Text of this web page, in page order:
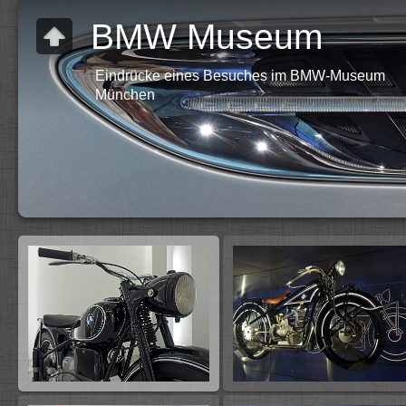
BMW Museum
Eindrücke eines Besuches im BMW-Museum
München